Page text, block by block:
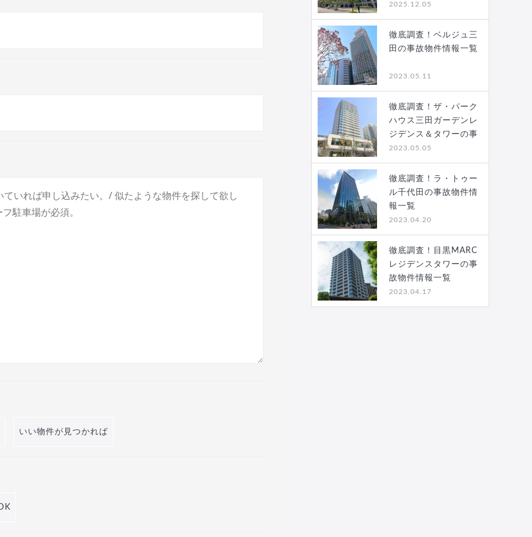
いい物件が見つかれば
2025.12.05
徹底調査！ベルジュ三
田の事故物件情報一覧
2023.05.11
徹底調査！ザ・パーク
ハウス三田ガーデンレ
ジデンス＆タワーの事
故…
2023.05.05
徹底調査！ラ・トゥー
ル千代田の事故物件情
報一覧
2023.04.20
徹底調査！目黒MARC
レジデンスタワーの事
故物件情報一覧
2023.04.17